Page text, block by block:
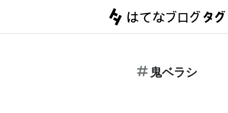
鬼ベラシ